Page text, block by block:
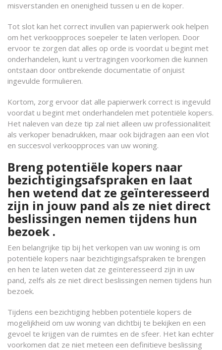
misverstanden en onenigheid tussen u en de koper.
Tot slot kan het correct invullen van papierwerk ook helpen
om het verkoopproces soepeler te laten verlopen. Door
ervoor te zorgen dat alles op orde is voordat u begint met
onderhandelen, kunt u vertragingen voorkomen die kunnen
ontstaan door ontbrekende documentatie of onjuist
ingevulde formulieren.
Kortom, zorg ervoor dat alle papierwerk correct is ingevuld
voordat u begint met onderhandelen met potentiële kopers.
Het naleven van deze tip zal niet alleen uw professionaliteit
als verkoper benadrukken, maar ook bijdragen aan een vlot
en succesvol verkoopproces van uw woning.
Breng potentiële kopers naar
bezichtigingsafspraken en laat
hen wetend dat ze geïnteresseerd
zijn in jouw pand als ze niet direct
beslissingen nemen tijdens hun
bezoek .
Een belangrijke tip bij het verkopen van uw woning is om
potentiële kopers naar bezichtigingsafspraken te brengen
en hen te laten weten dat ze geïnteresseerd zijn in uw
pand, zelfs als ze niet direct beslissingen nemen tijdens hun
bezoek.
Tijdens een bezichtiging hebben potentiële kopers de
mogelijkheid om uw woning van dichtbij te bekijken en een
gevoel te krijgen van de ruimtes en de sfeer. Het kan echter
voorkomen dat ze niet meteen een definitieve beslissing